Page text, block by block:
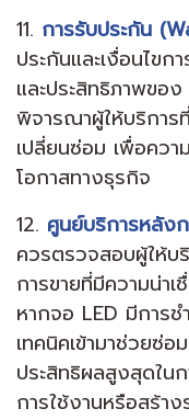
11. การรับประกัน
ประกันและเงื่อนไข
และประสิทธิภาพขอ
พิจารณาผู้ให้บริการ
เปลี่ยนซ่อม เพื่อควา
โอกาสทางธุรกิจ
12. ศูนย์บริการหลัง
ควรตรวจสอบผู้ให้บ
การขายที่มีความน่า
หากจอ LED มีการ
เทคนิคเข้ามาช่วยซ่อ
ประสิทธิผลสูงสุดใน
การใช้งานหรือสร้า